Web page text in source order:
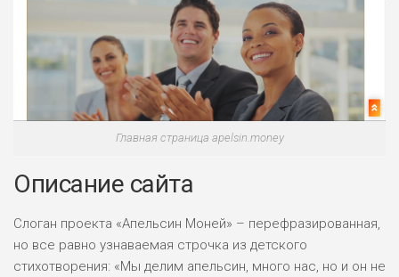
Главная страница apelsin.money
Описание сайта
Слоган проекта «Апельсин Моней» – перефразированная,
но все равно узнаваемая строчка из детского
стихотворения: «Мы делим апельсин, много нас, но и он не